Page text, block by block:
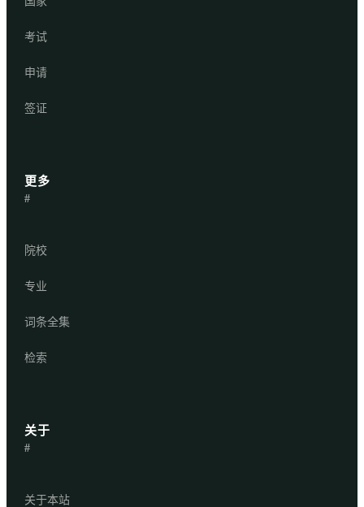
考试
申请
签证
更多
#
院校
专业
词条全集
检索
关于
#
关于本站